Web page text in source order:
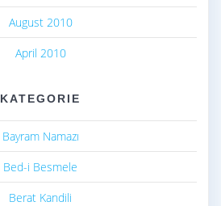
August 2010
April 2010
KATEGORIE
Bayram Namazı
Bed-i Besmele
Berat Kandili